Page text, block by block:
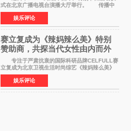
式在北京广播电视台演播大厅举行。 传播中
华优秀传统文化，弘扬纯正国风艺术，打造高规
格、高质感、正能量的文艺盛典，是璀璨中国年
矢志不渝的初心
娱乐评论
赛立复成为《辣妈辣么美》特别
赞助商，共探当代女性由内而外
活力美
专注于严肃抗衰的国际科研品牌CELFULL赛
立复成为北京卫视生活时尚综艺《辣妈辣么美》
的特别赞助商,明星辣妈袁咏仪倾情参与，向广大
都市女性传递健康生活新主张，寄语当代女性在
家庭与自我之间
娱乐评论